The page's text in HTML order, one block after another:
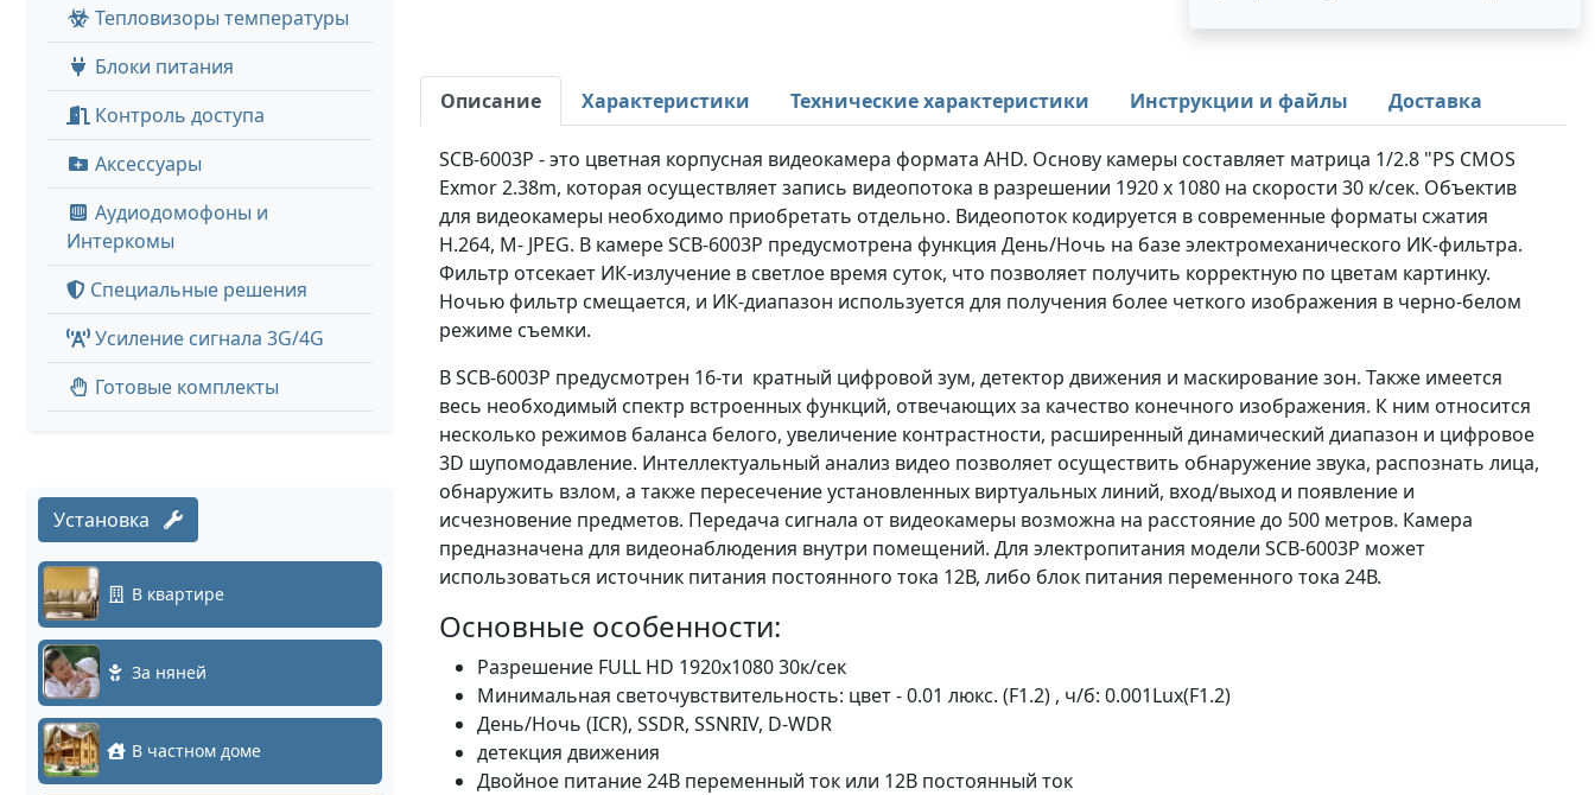
Тепловизоры температуры
Блоки питания
Контроль доступа
Аксессуары
Аудиодомофоны и
Интеркомы
Специальные решения
Усиление сигнала 3G/4G
Готовые комплекты
Установка
В квартире
За няней
В частном доме
Описание Характеристики Технические характеристики Инструкции и файлы Доставка
SCB-6003P - это цветная корпусная видеокамера формата AHD. Основу камеры составляет матрица 1/2.8 "PS CMOS
Exmor 2.38m, которая осуществляет запись видеопотока в разрешении 1920 x 1080 на скорости 30 к/сек. Объектив
для видеокамеры необходимо приобретать отдельно. Видеопоток кодируется в современные форматы сжатия
H.264, M- JPEG. В камере SCB-6003P предусмотрена функция День/Ночь на базе электромеханического ИК-фильтра.
Фильтр отсекает ИК-излучение в светлое время суток, что позволяет получить корректную по цветам картинку.
Ночью фильтр смещается, и ИК-диапазон используется для получения более четкого изображения в черно-белом
режиме съемки.
В SCB-6003P предусмотрен 16-ти кратный цифровой зум, детектор движения и маскирование зон. Также имеется
весь необходимый спектр встроенных функций, отвечающих за качество конечного изображения. К ним относится
несколько режимов баланса белого, увеличение контрастности, расширенный динамический диапазон и цифровое
3D шупомодавление. Интеллектуальный анализ видео позволяет осуществить обнаружение звука, распознать лица,
обнаружить взлом, а также пересечение установленных виртуальных линий, вход/выход и появление и
исчезновение предметов. Передача сигнала от видеокамеры возможна на расстояние до 500 метров. Камера
предназначена для видеонаблюдения внутри помещений. Для электропитания модели SCB-6003P может
использоваться источник питания постоянного тока 12В, либо блок питания переменного тока 24В.
Основные особенности:
Разрешение FULL HD 1920x1080 30к/сек
Минимальная светочувствительность: цвет - 0.01 люкс. (F1.2) , ч/б: 0.001Lux(F1.2)
День/Ночь (ICR), SSDR, SSNRIV, D-WDR
детекция движения
Двойное питание 24В переменный ток или 12В постоянный ток